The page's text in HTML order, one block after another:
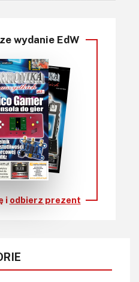
wydanie EdW
i odbierz prezent